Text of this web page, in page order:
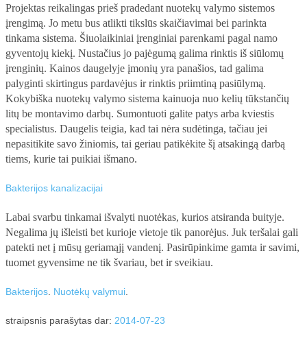
Projektas reikalingas prieš pradedant nuotekų valymo sistemos
įrengimą. Jo metu bus atlikti tikslūs skaičiavimai bei parinkta
tinkama sistema. Šiuolaikiniai įrenginiai parenkami pagal namo
gyventojų kiekį. Nustačius jo pajėgumą galima rinktis iš siūlomų
įrenginių. Kainos daugelyje įmonių yra panašios, tad galima
palyginti skirtingus pardavėjus ir rinktis priimtiną pasiūlymą.
Kokybiška nuotekų valymo sistema kainuoja nuo kelių tūkstančių
litų be montavimo darbų. Sumontuoti galite patys arba kviestis
specialistus. Daugelis teigia, kad tai nėra sudėtinga, tačiau jei
nepasitikite savo žiniomis, tai geriau patikėkite šį atsakingą darbą
tiems, kurie tai puikiai išmano.
Bakterijos kanalizacijai
Labai svarbu tinkamai išvalyti nuotėkas, kurios atsiranda buityje.
Negalima jų išleisti bet kurioje vietoje tik panorėjus. Juk teršalai gali
patekti net į mūsų geriamąjį vandenį. Pasirūpinkime gamta ir savimi,
tuomet gyvensime ne tik švariau, bet ir sveikiau.
Bakterijos Nuotėkų valymui
straipsnis parašytas dar: 2014-07-23